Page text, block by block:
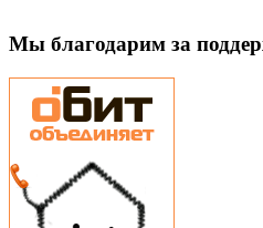
Мы благодарим за